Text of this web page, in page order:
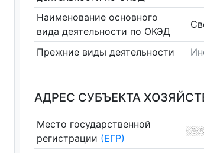
Наименование основного
вида деятельности по ОКЭД
Прежние виды деятельности
АДРЕС СУБЪЕКТА
Место государственной
регистрации (ЕГР)